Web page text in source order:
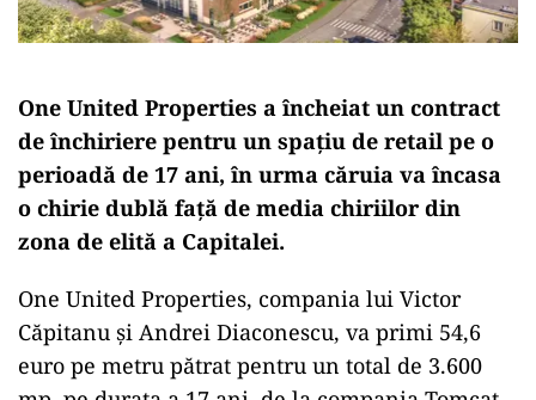
One United Properties a încheiat un contract
de închiriere pentru un spațiu de retail pe o
perioadă de 17 ani, în urma căruia va încasa
o chirie dublă față de media chiriilor din
zona de elită a Capitalei.
One United Properties, compania lui Victor
Căpitanu și Andrei Diaconescu, va primi 54,6
euro pe metru pătrat pentru un total de 3.600